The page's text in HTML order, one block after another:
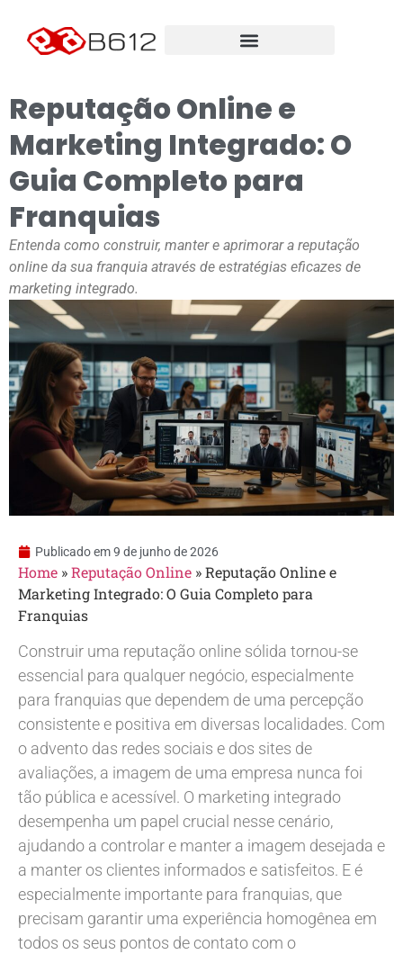
Reputação Online e
Marketing Integrado: O
Guia Completo para
Franquias
Entenda como construir, manter e aprimorar a reputação
online da sua franquia através de estratégias eficazes de
marketing integrado.
Publicado em9 de junho de 2026
Home »Reputação Online »Reputação Online e
Marketing Integrado: O Guia Completo para
Franquias
Construir uma reputação online sólida tornou-se
essencial para qualquer negócio, especialmente
para franquias que dependem de uma percepção
consistente e positiva em diversas localidades. Com
o advento das redes sociais e dos sites de
avaliações, a imagem de uma empresa nunca foi
tão pública e acessível. O marketing integrado
desempenha um papel crucial nesse cenário,
ajudando a controlar e manter a imagem desejada e
a manter os clientes informados e satisfeitos. E é
especialmente importante para franquias, que
precisam garantir uma experiência homogênea em
todos os seus pontos de contato com o